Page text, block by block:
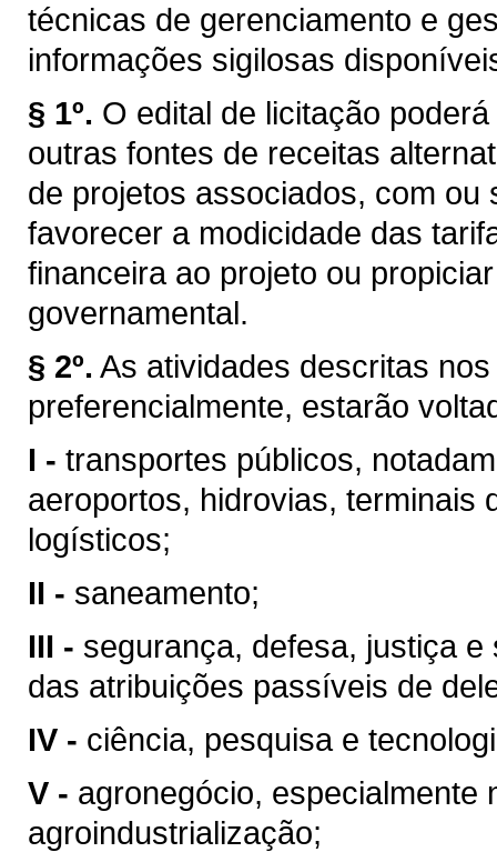
técnicas de gerenciamento e
informações sigilosas
§ 1º. O edital de licitação
outras fontes de receitas
de projetos associados, com
favorecer a modicidade das
financeira ao projeto ou
governamental.
§ 2º. As atividades descritas
preferencialmente, estarão
I - transportes públicos,
aeroportos, hidrovias, terminais
logísticos;
II - saneamento;
III - segurança, defesa, justiça
das atribuições passíveis de
IV - ciência, pesquisa e
V - agronegócio, especialmente
agroindustrialização;